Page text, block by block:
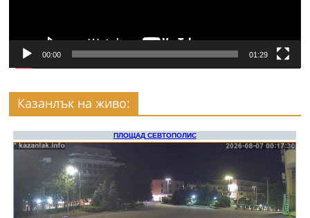
00:00 01:29
Казанлък на живо: